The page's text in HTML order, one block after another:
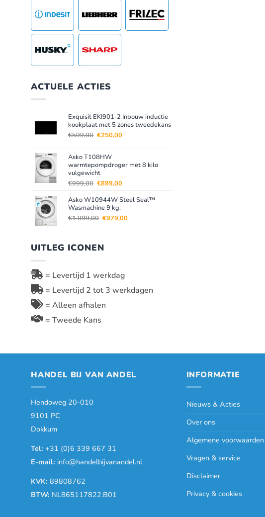
ACTUELE ACTIES
Exquisit EKI901-2 Inbouw inductie
kookplaat met 5 zones tweedekans
€599,00 Oorspronkelijke
€599,00.
€250,00Huidige
Asko T108HW
warmtepompdroger met 8 kilo
vulgewicht
€999,00 Oorspronkelijke
was:
€999,00.
€899,00Huidige
is:
Asko W10944W Steel Seal™
Wasmachine 9 kg.
€1.099,00 Oorspronkelijke
€1.099,00.
€979,00Huidige
UITLEG ICONEN
= Levertijd 1 werkdag
= Levertijd 2 tot 3 werkdagen
= Alleen afhalen
= Tweede Kans
HANDEL BIJ VAN ANDEL
Hendoweg 20-010
9101 PC
Dokkum
Tel: +31 (0)6 339 667 31
E-mail: info@handelbijvanandel.nl
KVK: 89808762
BTW: NL865117822.B01
INFORMATIE
Nieuws & Acties
Over ons
Algemene voorwaarden
Vragen & service
Disclaimer
Privacy & cookies